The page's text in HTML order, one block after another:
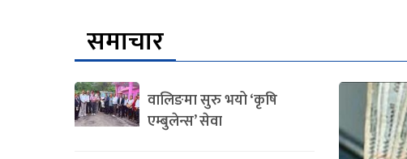
समाचार
वालिङमा सुरु भयो ‘कृषि
एम्बुलेन्स’ सेवा